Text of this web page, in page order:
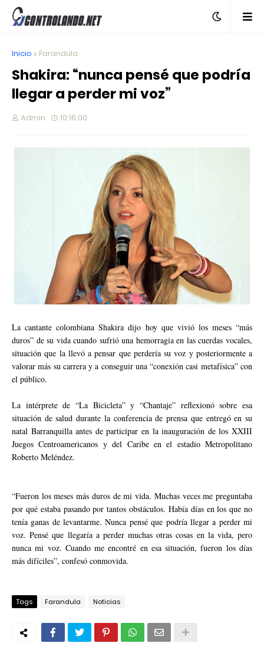
Inicio Farandula
Shakira: “nunca pensé que podría
llegar a perder mi voz”
Admin 10:16:00
La cantante colombiana Shakira dijo hoy que vivió los meses “más
duros” de su vida cuando sufrió una hemorragia en las cuerdas vocales,
situación que la llevó a pensar que perdería su voz y posteriormente a
valorar más su carrera y a conseguir una “conexión casi metafísica” con
el público.
La intérprete de “La Bicicleta” y “Chantaje” reflexionó sobre esa
situación de salud durante la conferencia de prensa que entregó en su
natal Barranquilla antes de participar en la inauguración de los XXIII
Juegos Centroamericanos y del Caribe en el estadio Metropolitano
Roberto Meléndez.
“Fueron los meses más duros de mi vida. Muchas veces me preguntaba
por qué estaba pasando por tantos obstáculos. Había días en los que no
tenía ganas de levantarme. Nunca pensé que podría llegar a perder mi
voz. Pensé que llegaría a perder muchas otras cosas en la vida, pero
nunca mi voz. Cuando me encontré en esa situación, fueron los días
más difíciles”, confesó conmovida.
Tags Farandula Noticias